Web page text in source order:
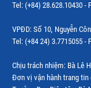
Tel: (+84) 28.628.10430 -
VPĐD: Số 10, Nguyễn
Tel: (+84 24) 3.7715055 -
Chịu trách nhiệm: Bà Lê
Đơn vị vận hành trang tin